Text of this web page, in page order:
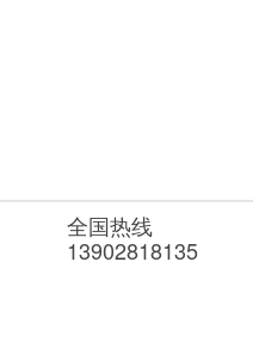
全国热线
13902818135